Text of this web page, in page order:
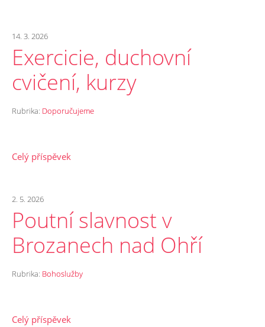
14. 3. 2026
Exercicie, duchovní
cvičení, kurzy
Rubrika: Doporučujeme
Celý příspěvek
2. 5. 2026
Poutní slavnost v
Brozanech nad Ohří
Rubrika: Bohoslužby
Celý příspěvek